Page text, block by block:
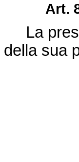
Art.
La
della sua